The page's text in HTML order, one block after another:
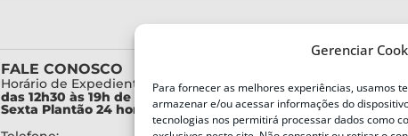
Gerenciar
Para fornecer as melhores experiências, usamos
armazenar e/ou acessar informações do
tecnologias nos permitirá processar dados como
FALE CONOSCO
Horário de Expediente:
das 12h30 às 19h de Segunda a
Sexta Plantão 24 horas diariamente
Defesa Civil do Estado
Catarina
Av. Ivo Silveira, nº